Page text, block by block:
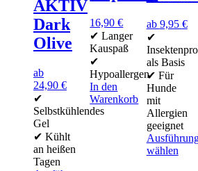
AKTIV
Dark
Olive
ab
24,90 €
✔
Selbstkühlendes
Gel
✔ Kühlt
an heißen
Tagen
16,90€
✔ Langer
Kauspaß
✔
Hypoallergen
In den
Warenkorb
ab 9,95 €
✔
als Basis
✔ Für
Hunde
mit
Allergien
geeignet
wählen